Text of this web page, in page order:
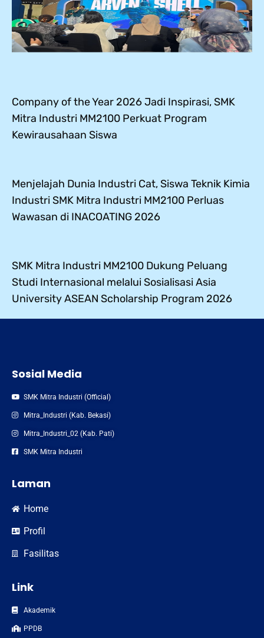
Company of the Year 2026 Jadi Inspirasi, SMK
Mitra Industri MM2100 Perkuat Program
Kewirausahaan Siswa
Menjelajah Dunia Industri Cat, Siswa Teknik Kimia
Industri SMK Mitra Industri MM2100 Perluas
Wawasan di INACOATING 2026
SMK Mitra Industri MM2100 Dukung Peluang
Studi Internasional melalui Sosialisasi Asia
University ASEAN Scholarship Program 2026
Sosial Media
SMK Mitra Industri (Official)
Mitra_Industri (Kab. Bekasi)
Mitra_Industri_02 (Kab. Pati)
SMK Mitra Industri
Laman
Home
Profil
Fasilitas
Link
Akademik
PPDB